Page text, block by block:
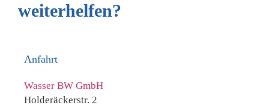
weiterhelfen?
Anfahrt
Wasser BW GmbH
Holderäckerstr. 2